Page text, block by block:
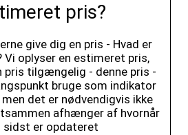
pris?
give dig en pris - Hvad er
Vi oplyser en estimeret pris,
pris tilgængelig - denne pris -
bruge som indikator
det er nødvendigvis ikke
afhænger af hvornår
sidst er opdateret